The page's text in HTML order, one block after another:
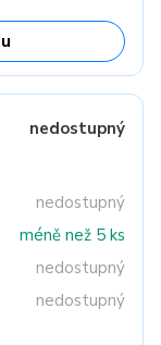
nedostupný
nedostupný
méně než 5 ks
nedostupný
nedostupný